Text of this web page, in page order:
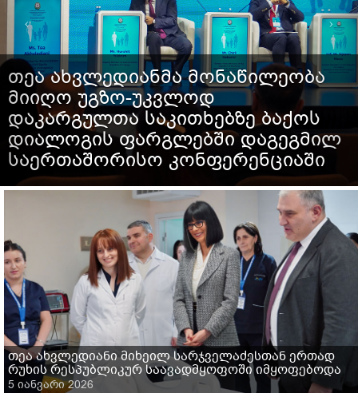
თეა ახვლედიანმა მონაწილეობა
მიიღო უგზო-უკვლოდ
დაკარგულთა საკითხებზე ბაქოს
დიალოგის ფარგლებში დაგეგმილ
საერთაშორისო კონფერენციაში
თეა ახვლედიანი მიხეილ სარჯველაძესთან ერთად
რუხის რესპუბლიკურ საავადმყოფოში იმყოფებოდა
5 იანვარი 2026